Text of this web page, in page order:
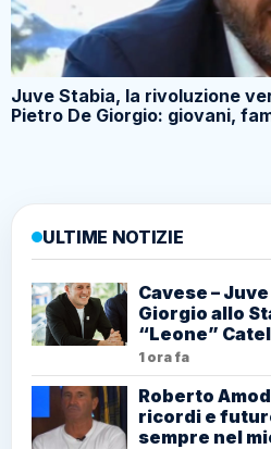
Juve Stabia, la rivoluzione
Pietro De Giorgio: giovani,
ULTIME NOTIZIE
Cavese –
Giorgio allo
“Leone”
1 ora fa
Roberto
ricordi e
sempre nel